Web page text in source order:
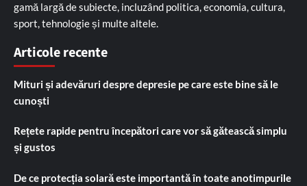
gamă largă de subiecte, incluzând politica, economia, cultura,
sport, tehnologie și multe altele.
Articole recente
Mituri și adevăruri despre depresie pe care este bine să le
cunoști
Rețete rapide pentru începători care vor să gătească simplu
și gustos
De ce protecția solară este importantă în toate anotimpurile